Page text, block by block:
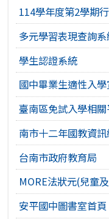
114學年度第2學期
多元學習表現查詢
學生認證系統
國中畢業生適性入
臺南區免試入學相關
南市十二年國教資
台南市政府教育局
MORE法狀元(兒童
安平國中圖書室首頁